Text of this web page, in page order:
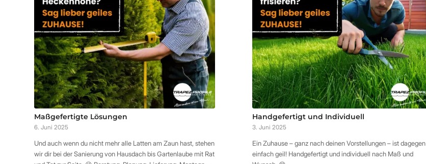
Maßgefertigte Lösungen
6. Juni 2025
Und auch wenn du nicht mehr alle Latten am Zaun hast, stehen
wir dir bei der Sanierung von Hausdach bis Gartenlaube mit Rat
Handgefertigt und Individuell
3. Juni 2025
Ein Zuhause – ganz nach deinen Vorstellungen – ist dagegen
einfach geil! Handgefertigt und individuell nach Maß und